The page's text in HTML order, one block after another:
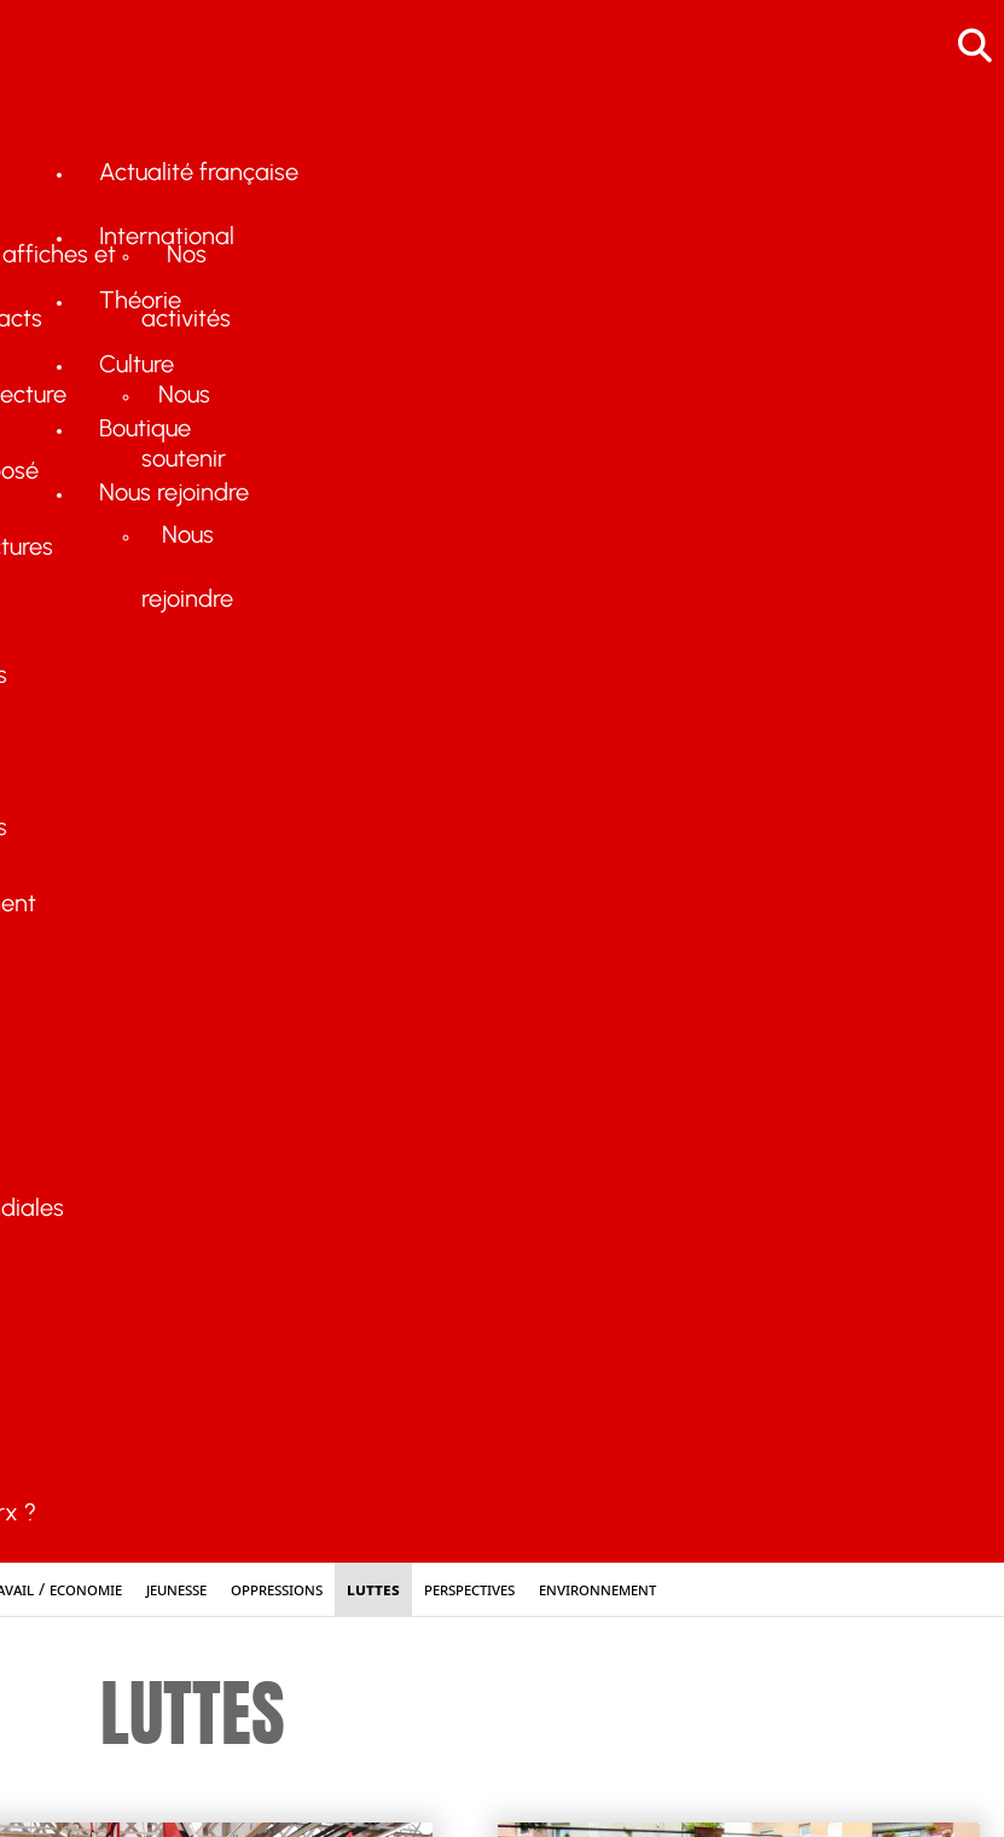
affiches et Nos
activités
Nous
soutenir
Nous
rejoindre
Actualité française
International
Théorie
?
Culture
Boutique
Nous rejoindre
/ Economie Jeunesse Oppressions Luttes Perspectives Environnement
LUTTES